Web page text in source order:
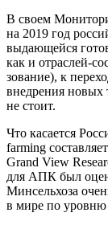
В сво­ем
на 2019 год
выда­ю­щей­ся
как и отрас­лей-
зо­ва­ние), к
внед­ре­ния новых
не стоит.
Что каса­ет­ся
farming
Grand View
для АПК был
Мин­сель­хоза
в мире по уров­ню